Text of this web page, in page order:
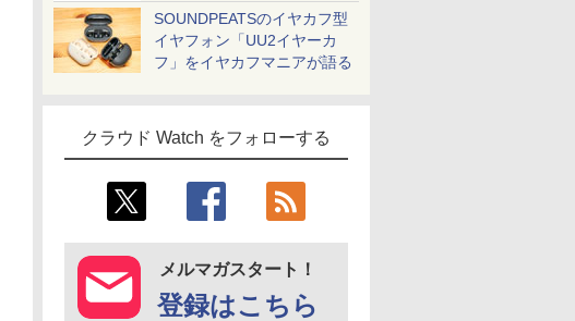
SOUNDPEATSのイヤカフ型
イヤフォン「UU2イヤーカ
フ」をイヤカフマニアが語る
クラウド Watch をフォローする
メルマガスタート！
登録はこちら